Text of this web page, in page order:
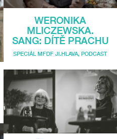
WERONIKA
MLICZEWSKA.
SANG: DÍTĚ PRACHU
SPECIÁL MFDF JI.HLAVA, PODCAST